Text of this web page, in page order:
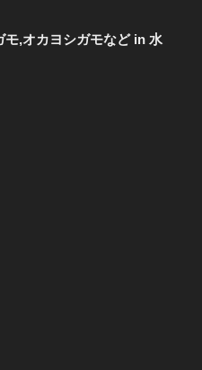
,オカヨシガモなど in 水